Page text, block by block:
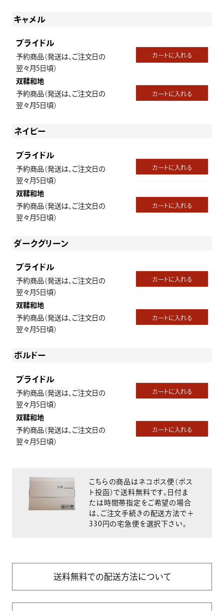
キャメル
ブライドル
予約商品（発送は、ご注文日の
翌々月5日頃）
カートに入れる
双鞣和地
予約商品（発送は、ご注文日の
翌々月5日頃）
カートに入れる
ネイビー
ブライドル
予約商品（発送は、ご注文日の
翌々月5日頃）
カートに入れる
双鞣和地
予約商品（発送は、ご注文日の
翌々月5日頃）
カートに入れる
ダークグリーン
ブライドル
予約商品（発送は、ご注文日の
翌々月5日頃）
カートに入れる
双鞣和地
予約商品（発送は、ご注文日の
翌々月5日頃）
カートに入れる
ボルドー
ブライドル
予約商品（発送は、ご注文日の
翌々月5日頃）
カートに入れる
双鞣和地
予約商品（発送は、ご注文日の
翌々月5日頃）
カートに入れる
こちらの商品はネコポス便（ポス
ト投函）で送料無料です。日付ま
たは時間帯指定をご希望の場合
は、ご注文手続きの配送方法で＋
330円の宅急便を選択下さい。
送料無料での配送方法について